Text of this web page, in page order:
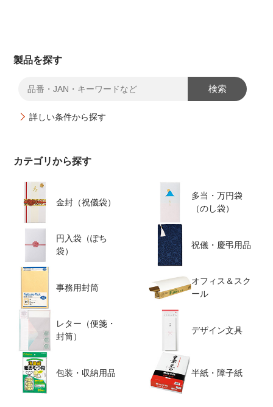
製品を探す
検索
詳しい条件から探す
カテゴリから探す
金封（祝儀袋）
多当・万円袋
（のし袋）
円入袋（ぽち
袋）
祝儀・慶弔用品
事務用封筒
オフィス＆スク
ール
レター（便箋・
封筒）
デザイン文具
包装・収納用品 半紙・障子紙